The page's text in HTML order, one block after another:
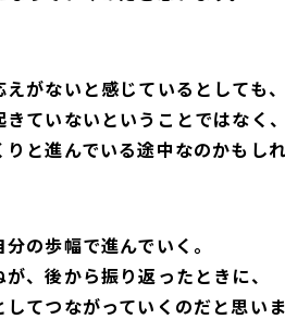
がないと感じているとしても、
ていないということではなく、
と進んでいる途中なのかもしれ
の歩幅で進んでいく。
、後から振り返ったときに、
てつながっていくのだと思いま